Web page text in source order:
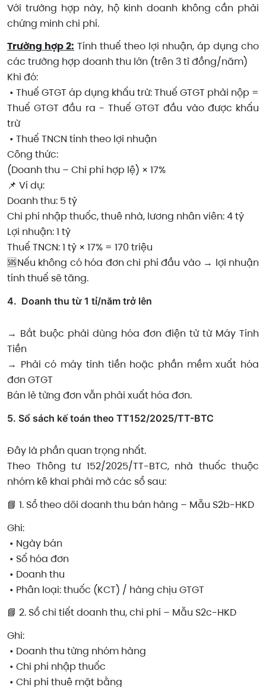
Với trường hợp này, hộ kinh doanh không cần phải
chứng minh chi phí.
Trường hợp 2: Tính thuế theo lợi nhuận, áp dụng cho
các trường hợp doanh thu lớn (trên 3 tỉ đồng/năm)
Khi đó:
• Thuế GTGT áp dụng khấu trừ: Thuế GTGT phải nộp =
Thuế GTGT đầu ra - Thuế GTGT đầu vào được khấu
trừ
• Thuế TNCN tính theo lợi nhuận
Công thức:
(Doanh thu – Chi phí hợp lệ) × 17%
📌 Ví dụ:
Doanh thu: 5 tỷ
Chi phí nhập thuốc, thuê nhà, lương nhân viên: 4 tỷ
Lợi nhuận: 1 tỷ
Thuế TNCN: 1 tỷ × 17% = 170 triệu
🆘Nếu không có hóa đơn chi phí đầu vào → lợi nhuận
tính thuế sẽ tăng.
4️. Doanh thu từ 1 tỉ/năm trở lên
→ Bắt buộc phải dùng hóa đơn điện tử từ Máy Tính
Tiền
→ Phải có máy tính tiền hoặc phần mềm xuất hóa
đơn GTGT
Bán lẻ từng đơn vẫn phải xuất hóa đơn.
5️. Sổ sách kế toán theo TT152/2025/TT-BTC
Đây là phần quan trọng nhất.
Theo Thông tư 152/2025/TT-BTC, nhà thuốc thuộc
nhóm kê khai phải mở các sổ sau:
📘 1. Sổ theo dõi doanh thu bán hàng – Mẫu S2b-HKD
Ghi:
• Ngày bán
• Số hóa đơn
• Doanh thu
• Phân loại: thuốc (KCT) / hàng chịu GTGT
📘 2. Sổ chi tiết doanh thu, chi phí – Mẫu S2c-HKD
Ghi:
• Doanh thu từng nhóm hàng
• Chi phí nhập thuốc
• Chi phí thuê mặt bằng